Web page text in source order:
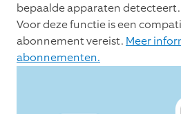
bepaalde apparaten detecteert.
Voor deze functie is een
abonnement vereist. Meer
abonnementen.